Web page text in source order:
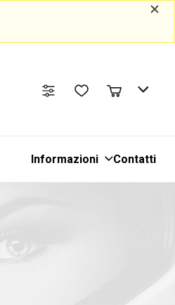
Informazioni Contatti